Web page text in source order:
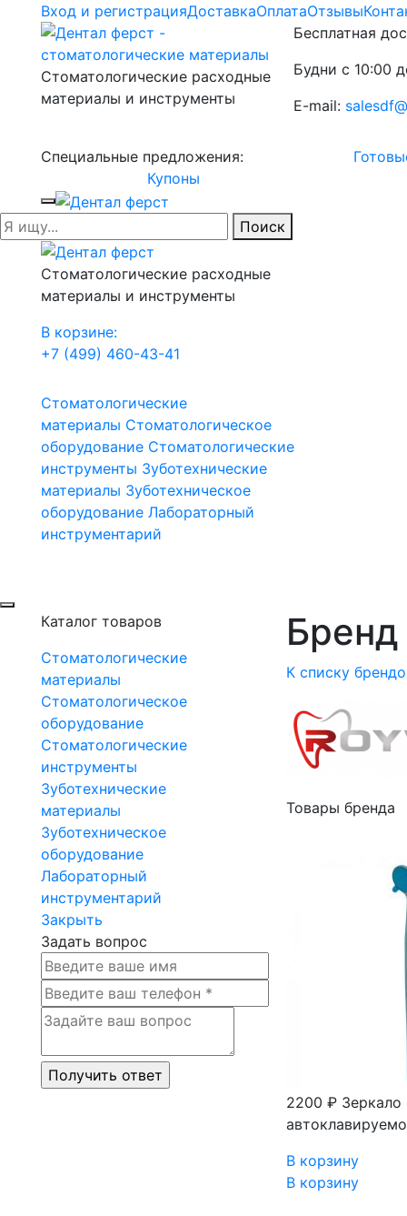
Вход и регистрацияДоставкаОплатаОтзывы
Стоматологические расходные
материалы и инструменты
Бесплатная
Будни с 10:00
E-mail:
Специальные предложения:
Купоны
Поиск
Стоматологические расходные
материалы и инструменты
В корзине:
+7 (499) 460-43-41
Стоматологические
материалы Стоматологическое
оборудование Стоматологические
инструменты Зуботехнические
материалы Зуботехническое
оборудование Лабораторный
инструментарий
Каталог товаров
Стоматологические
материалы
Стоматологическое
оборудование
Стоматологические
инструменты
Зуботехнические
материалы
Зуботехническое
оборудование
Лабораторный
инструментарий
Закрыть
Задать вопрос
К списку
Товары бренда
2200 ₽ Зеркало
В корзину
В корзину